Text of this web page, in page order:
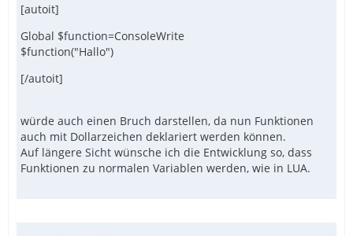
[autoit]
Global $function=ConsoleWrite
$function("Hallo")
[/autoit]
würde auch einen Bruch darstellen, da nun Funktionen
auch mit Dollarzeichen deklariert werden können.
Auf längere Sicht wünsche ich die Entwicklung so, dass
Funktionen zu normalen Variablen werden, wie in LUA.